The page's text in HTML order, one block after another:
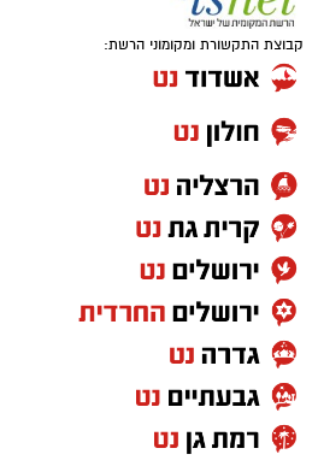
קבוצת התקשורת ומקומוני הרשת: